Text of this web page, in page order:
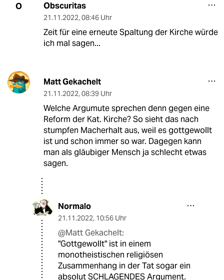
O Obscuritas
21.11.2022, 08:46 Uhr
Zeit für eine erneute Spaltung der Kirche würde
ich mal sagen...
Matt Gekachelt
21.11.2022, 08:39 Uhr
Welche Argumute sprechen denn gegen eine
Reform der Kat. Kirche? So sieht das nach
stumpfen Macherhalt aus, weil es gottgewollt
ist und schon immer so war. Dagegen kann
man als gläubiger Mensch ja schlecht etwas
sagen.
Normalo
21.11.2022, 10:56 Uhr
@Matt Gekachelt:
"Gottgewollt" ist in einem
monotheistischen religiösen
Zusammenhang in der Tat sogar ein
absolut SCHLAGENDES Argument.